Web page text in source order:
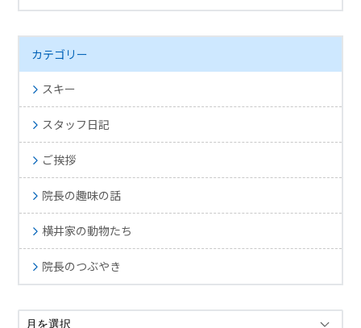
カテゴリー
スキー
スタッフ日記
ご挨拶
院長の趣味の話
横井家の動物たち
院長のつぶやき